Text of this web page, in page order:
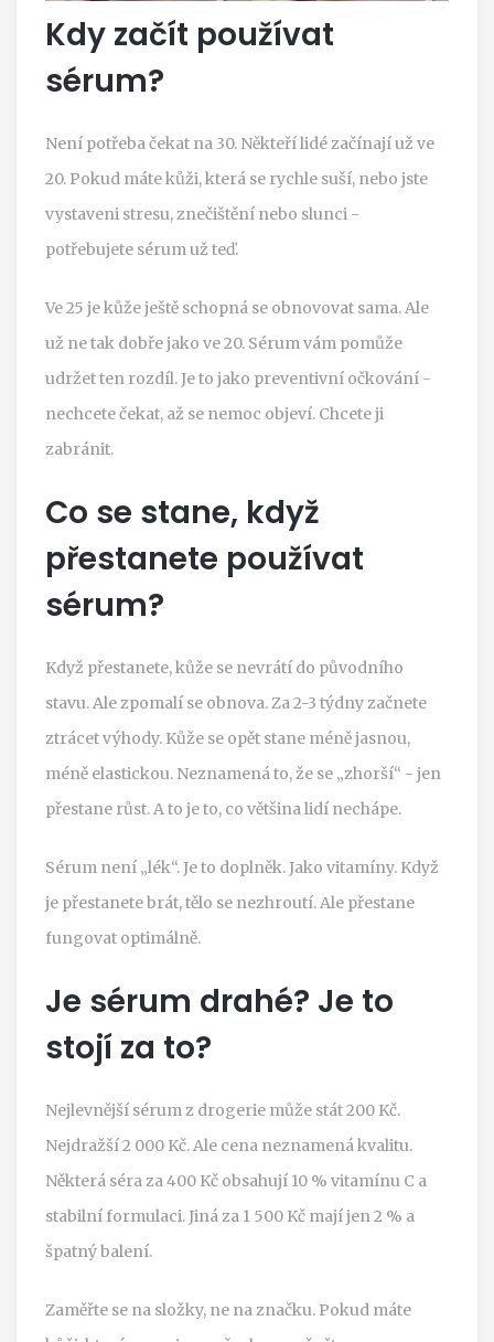
Kdy začít používat
sérum?
Není potřeba čekat na 30. Někteří lidé začínají už ve
20. Pokud máte kůži, která se rychle suší, nebo jste
vystaveni stresu, znečištění nebo slunci -
potřebujete sérum už teď.
Ve 25 je kůže ještě schopná se obnovovat sama. Ale
už ne tak dobře jako ve 20. Sérum vám pomůže
udržet ten rozdíl. Je to jako preventivní očkování -
nechcete čekat, až se nemoc objeví. Chcete ji
zabránit.
Co se stane, když
přestanete používat
sérum?
Když přestanete, kůže se nevrátí do původního
stavu. Ale zpomalí se obnova. Za 2-3 týdny začnete
ztrácet výhody. Kůže se opět stane méně jasnou,
méně elastickou. Neznamená to, že se „zhorší“ - jen
přestane růst. A to je to, co většina lidí nechápe.
Sérum není „lék“. Je to doplněk. Jako vitamíny. Když
je přestanete brát, tělo se nezhroutí. Ale přestane
fungovat optimálně.
Je sérum drahé? Je to
stojí za to?
Nejlevnější sérum z drogerie může stát 200 Kč.
Nejdražší 2 000 Kč. Ale cena neznamená kvalitu.
Některá séra za 400 Kč obsahují 10 % vitamínu C a
stabilní formulaci. Jiná za 1 500 Kč mají jen 2 % a
špatný balení.
Zaměřte se na složky, ne na značku. Pokud máte